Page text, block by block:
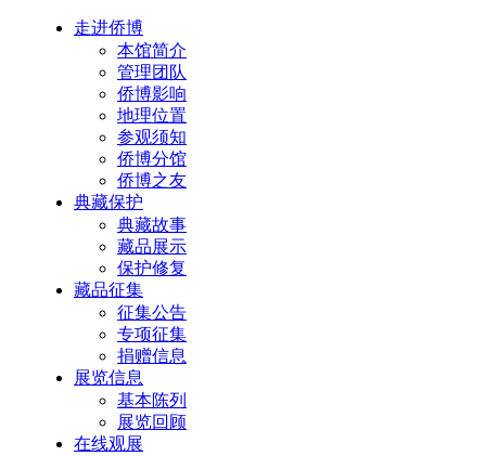
走进侨博
本馆简介
管理团队
侨博影响
地理位置
参观须知
侨博分馆
侨博之友
典藏保护
典藏故事
藏品展示
保护修复
藏品征集
征集公告
专项征集
捐赠信息
展览信息
基本陈列
展览回顾
在线观展